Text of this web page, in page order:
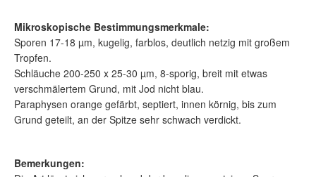
Mikroskopische Bestimmungsmerkmale:
Sporen 17-18 µm, kugelig, farblos, deutlich netzig mit großem
Tropfen.
Schläuche 200-250 x 25-30 µm, 8-sporig, breit mit etwas
verschmälertem Grund, mit Jod nicht blau.
Paraphysen orange gefärbt, septiert, innen körnig, bis zum
Grund geteilt, an der Spitze sehr schwach verdickt.
Bemerkungen: